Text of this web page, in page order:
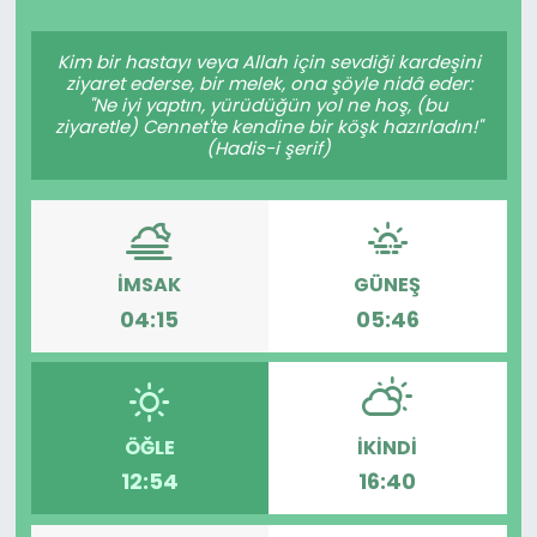
Kim bir hastayı veya Allah için sevdiği kardeşini
ziyaret ederse, bir melek, ona şöyle nidâ eder:
"Ne iyi yaptın, yürüdüğün yol ne hoş, (bu
ziyaretle) Cennet'te kendine bir köşk hazırladın!"
(Hadis-i şerif)
İMSAK
04:15
GÜNEŞ
05:46
ÖĞLE
12:54
İKINDI
16:40
Teknoloji
Yaşam
Gizlilik Sözleşmesi
İletişim